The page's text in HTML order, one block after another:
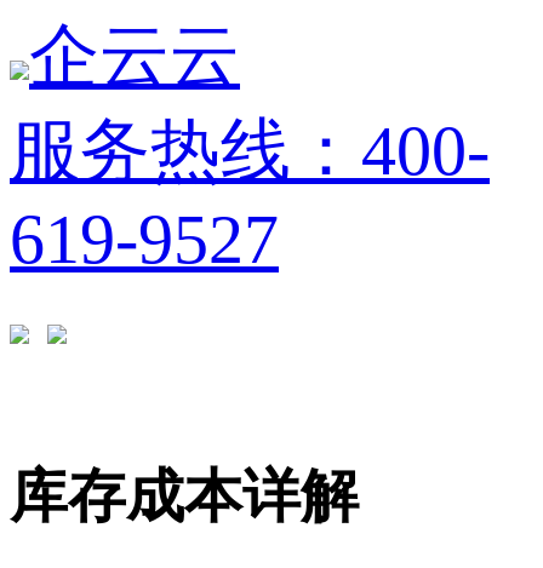
企云云
服务热线：400-
619-9527
库存成本详解